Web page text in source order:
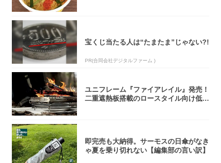
宝くじ当たる人は“たまたま”じゃない?!
PR(合同会社デジタルファーム )
ユニフレーム『ファイアレイル』発売！
二重遮熱板搭載のロースタイル向け低型
即完売も大納得。サーモスの日傘がなき
ゃ夏を乗り切れない【編集部の言い訳】